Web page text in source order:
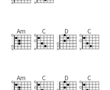
Am C D C
Am C D C